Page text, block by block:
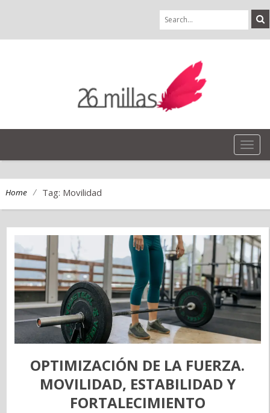
Home / Tag: Movilidad
OPTIMIZACIÓN DE LA FUERZA.
MOVILIDAD, ESTABILIDAD Y
FORTALECIMIENTO